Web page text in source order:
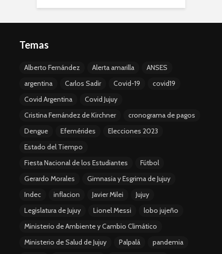
Temas
Alberto Fernández Alerta amarilla
ANSES
argentina
Carlos Sadir Covid-19
covid19
Covid Argentina
Covid Jujuy
Cristina Fernández de Kirchner
cronograma de pagos
Dengue
Efemérides
Elecciones 2023
Estado del Tiempo
Fiesta Nacional de los Estudiantes
Fútbol
Gerardo Morales
Gimnasia y Esgrima de Jujuy
Indec
inflacion Javier Milei
Jujuy
Legislatura de Jujuy
Lionel Messi
lobo jujeño
Ministerio de Ambiente y Cambio Climático
Ministerio de Salud de Jujuy
Palpalá
pandemia